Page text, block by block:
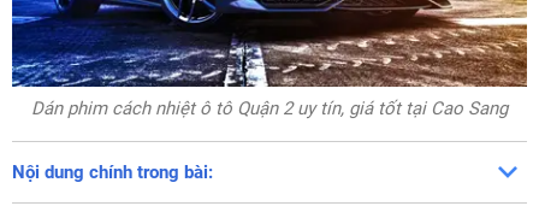
Dán phim cách nhiệt ô tô Quận 2 uy tín, giá tốt tại Cao Sang
Nội dung chính trong bài: